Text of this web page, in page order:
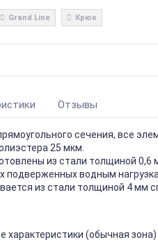
Grand Line Крюк
Отзывы
сечения, все
25 мкм.
из стали толщиной
подверженных водным
из стали толщиной 4 мм
характеристики (обычная зона)